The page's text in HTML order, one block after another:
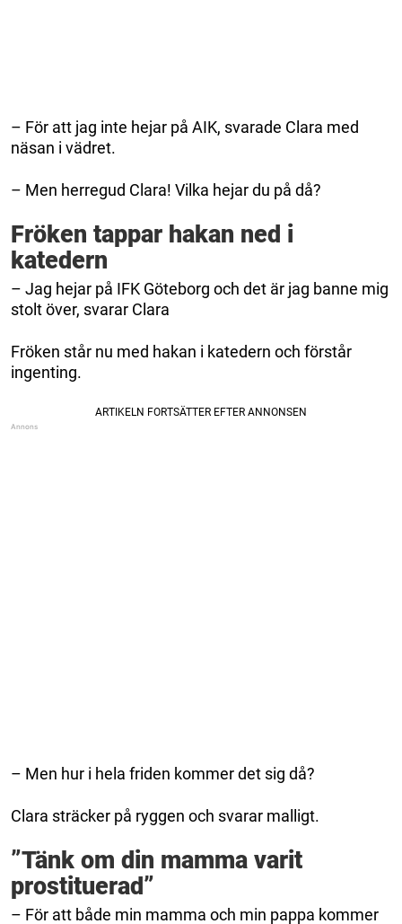
– För att jag inte hejar på AIK, svarade Clara med
näsan i vädret.
– Men herregud Clara! Vilka hejar du på då?
Fröken tappar hakan ned i
katedern
– Jag hejar på IFK Göteborg och det är jag banne mig
stolt över, svarar Clara
Fröken står nu med hakan i katedern och förstår
ingenting.
– Men hur i hela friden kommer det sig då?
Clara sträcker på ryggen och svarar malligt.
”Tänk om din mamma varit
prostituerad”
– För att både min mamma och min pappa kommer